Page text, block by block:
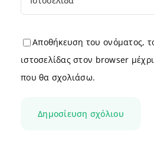
Αποθήκευση του ονόματος,
ιστοσελίδας στον browser
που θα σχολιάσω.